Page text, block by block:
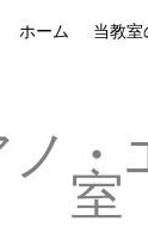
ホーム 当教室
ノ・
室